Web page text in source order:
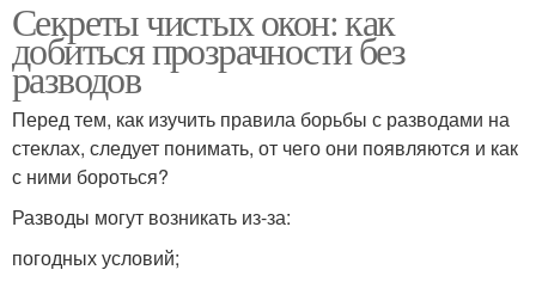
Секреты чистых окон: как
добиться прозрачности без
разводов
Перед тем, как изучить правила борьбы с разводами на
стеклах, следует понимать, от чего они появляются и как
с ними бороться?
Разводы могут возникать из-за:
погодных условий;